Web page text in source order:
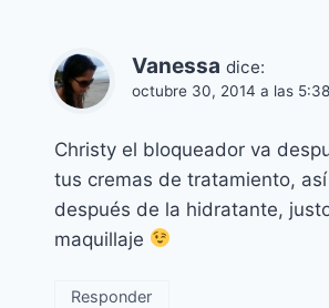
Vanessa dice:
octubre 30, 2014 a las
Christy el bloqueador va
tus cremas de tratamiento,
después de la hidratante,
maquillaje
Responder